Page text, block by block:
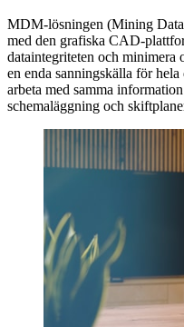
MDM-lösningen (Mining Data
med den grafiska CAD-
dataintegriteten och minimera
en enda sanningskälla för
arbeta med samma
schemaläggning och